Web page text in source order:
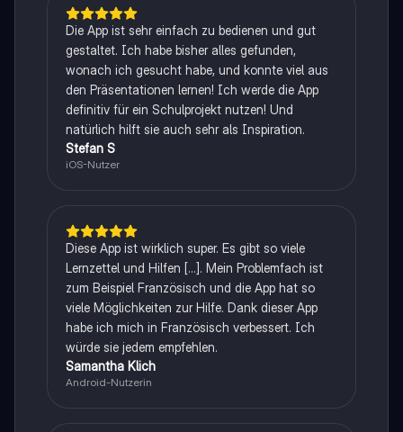
Die App ist sehr einfach zu bedienen und gut
gestaltet. Ich habe bisher alles gefunden,
wonach ich gesucht habe, und konnte viel aus
den Präsentationen lernen! Ich werde die App
definitiv für ein Schulprojekt nutzen! Und
natürlich hilft sie auch sehr als Inspiration.
Stefan S
iOS-Nutzer
Diese App ist wirklich super. Es gibt so viele
Lernzettel und Hilfen [...]. Mein Problemfach ist
zum Beispiel Französisch und die App hat so
viele Möglichkeiten zur Hilfe. Dank dieser App
habe ich mich in Französisch verbessert. Ich
würde sie jedem empfehlen.
Samantha Klich
Android-Nutzerin